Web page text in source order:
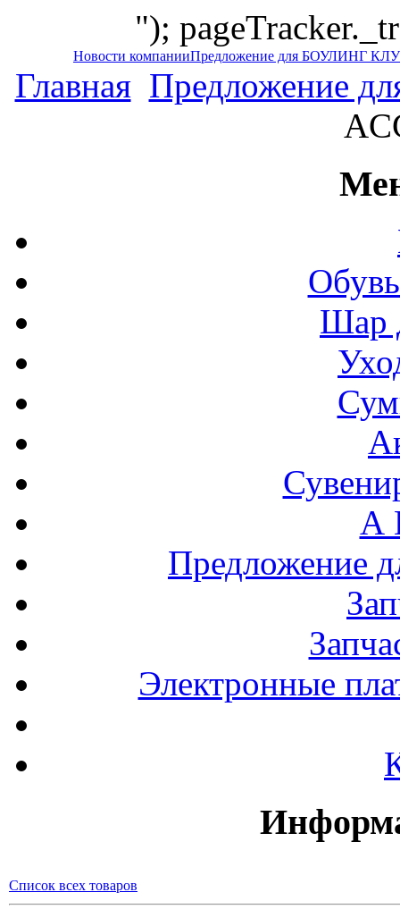
");
Новости компанииПредложение для БОУЛИНГ
Главная Предложение
Шар
А
Электронные
Список всех товаров